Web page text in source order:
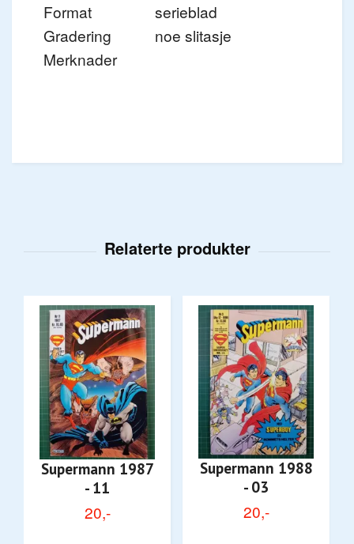
Format
serieblad
Gradering
noe slitasje
Merknader
Supermann 1987
- 11
20,-
Supermann 1988
- 03
20,-